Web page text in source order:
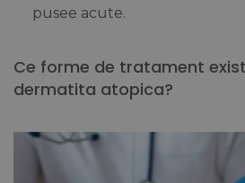
pusee acute.
Ce forme de tratament
dermatita atopica?